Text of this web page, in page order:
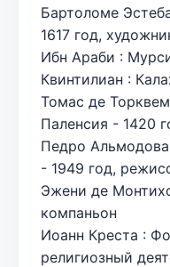
Бартоломе
1617 год,
Ибн Араби :
Квинтилиан :
Томас де
Паленсия - 1420
Педро
- 1949 год,
Эжени де
компаньон
Иоанн Креста :
религиозный